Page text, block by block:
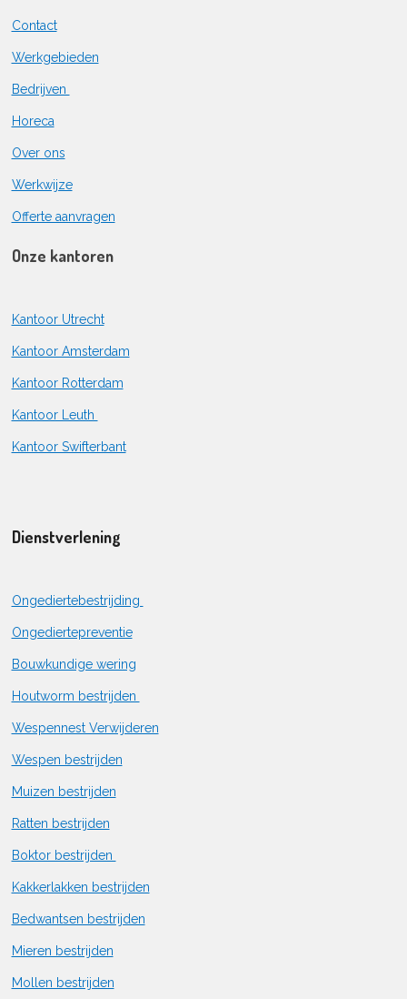
Contact
Werkgebieden
Bedrijven
Horeca
Over ons
Werkwijze
Offerte aanvragen
Onze kantoren
Kantoor Utrecht
Kantoor Amsterdam
Kantoor Rotterdam
Kantoor Leuth
Kantoor Swifterbant
Dienstverlening
Ongediertebestrijding
Ongediertepreventie
Bouwkundige wering
Houtworm bestrijden
Wespennest Verwijderen
Wespen bestrijden
Muizen bestrijden
Ratten bestrijden
Boktor bestrijden
Kakkerlakken bestrijden
Bedwantsen bestrijden
Mieren bestrijden
Mollen bestrijden